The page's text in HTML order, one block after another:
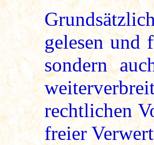
gelesen und
sondern
rechtlichen
freier